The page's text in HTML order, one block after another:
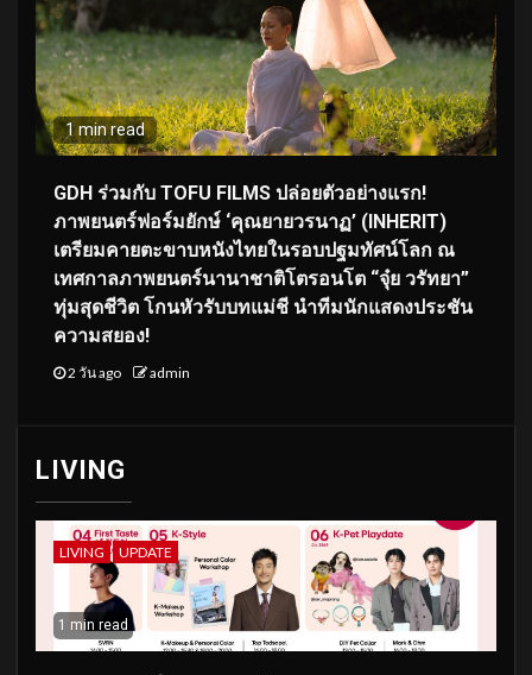
1 min read
GDH ร่วมกับ TOFU FILMS ปล่อยตัวอย่างแรก!
ภาพยนตร์ฟอร์มยักษ์ ‘คุณยายวรนาฏ’ (INHERIT)
เตรียมคายตะขาบหนังไทยในรอบปฐมทัศน์โลก ณ
เทศกาลภาพยนตร์นานาชาติโตรอนโต “จุ๋ย วรัทยา”
ทุ่มสุดชีวิต โกนหัวรับบทแม่ชี นำทีมนักแสดงประชัน
ความสยอง!
2 วัน ago admin
LIVING
LIVING UPDATE
1 min read